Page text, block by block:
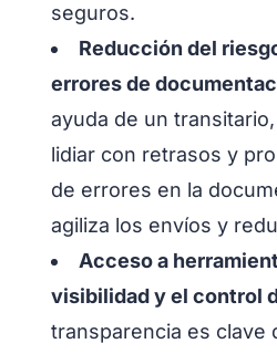
seguros.
Reducción del
errores de
ayuda de un
lidiar con retrasos y
de errores en la
agiliza los envíos y
Acceso a
visibilidad y el control
transparencia es clave